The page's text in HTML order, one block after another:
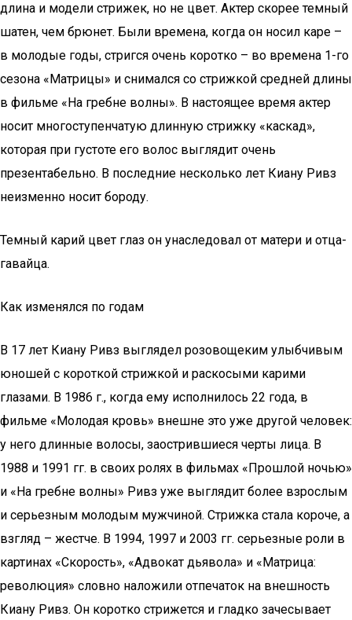
длина и модели стрижек, но не цвет. Актер скорее темный
шатен, чем брюнет. Были времена, когда он носил каре –
в молодые годы, стригся очень коротко – во времена 1-го
сезона «Матрицы» и снимался со стрижкой средней длины
в фильме «На гребне волны». В настоящее время актер
носит многоступенчатую длинную стрижку «каскад»,
которая при густоте его волос выглядит очень
презентабельно. В последние несколько лет Киану Ривз
неизменно носит бороду.
Темный карий цвет глаз он унаследовал от матери и отца-
гавайца.
Как изменялся по годам
В 17 лет Киану Ривз выглядел розовощеким улыбчивым
юношей с короткой стрижкой и раскосыми карими
глазами. В 1986 г., когда ему исполнилось 22 года, в
фильме «Молодая кровь» внешне это уже другой человек:
у него длинные волосы, заострившиеся черты лица. В
1988 и 1991 гг. в своих ролях в фильмах «Прошлой ночью»
и «На гребне волны» Ривз уже выглядит более взрослым
и серьезным молодым мужчиной. Стрижка стала короче, а
взгляд – жестче. В 1994, 1997 и 2003 гг. серьезные роли в
картинах «Скорость», «Адвокат дьявола» и «Матрица:
революция» словно наложили отпечаток на внешность
Киану Ривз. Он коротко стрижется и гладко зачесывает